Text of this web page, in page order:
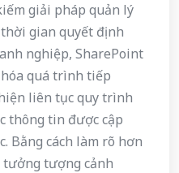
giải pháp quản lý
gian quyết định
nghiệp, SharePoint
quá trình tiếp
liên tục quy trình
thông tin được cập
Bằng cách làm rõ hơn
tưởng tượng cảnh